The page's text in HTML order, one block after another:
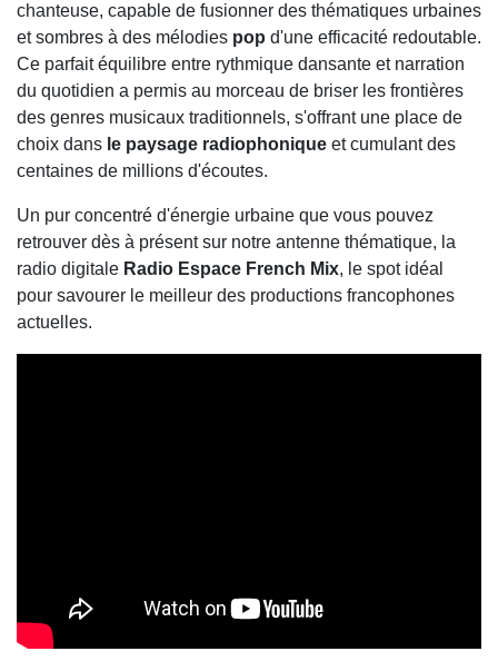
chanteuse, capable de fusionner des thématiques urbaines
et sombres à des mélodies pop d'une efficacité redoutable.
Ce parfait équilibre entre rythmique dansante et narration
du quotidien a permis au morceau de briser les frontières
des genres musicaux traditionnels, s'offrant une place de
choix dans le paysage radiophonique et cumulant des
centaines de millions d'écoutes.
Un pur concentré d'énergie urbaine que vous pouvez
retrouver dès à présent sur notre antenne thématique, la
radio digitale Radio Espace French Mix, le spot idéal
pour savourer le meilleur des productions francophones
actuelles.